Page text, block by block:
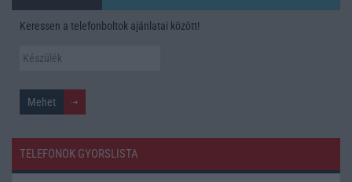
Keressen a telefonboltok ajánlatai között!
TELEFONOK GYORSLISTA